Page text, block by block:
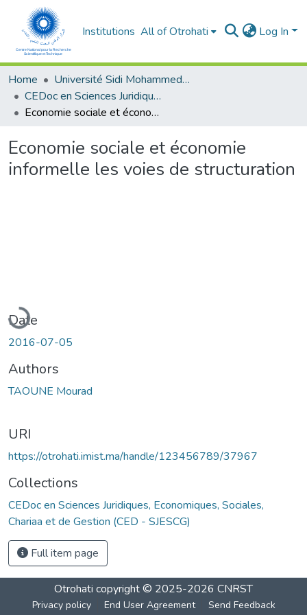
Institutions All of Otrohati Log In
Home
Université Sidi Mohammed Ben Abdellah - Fès
CEDoc en Sciences Juridiques, Economiques, Sociales, Chariaa et de Gestion (CED - SJESCG)
Economie sociale et économie informelle les voies de structuration
Economie sociale et économie
informelle les voies de structuration
Date
2016-07-05
Authors
TAOUNE Mourad
URI
https://otrohati.imist.ma/handle/123456789/37967
Collections
CEDoc en Sciences Juridiques, Economiques, Sociales,
Chariaa et de Gestion (CED - SJESCG)
Full item page
Otrohati copyright © 2025-2026 CNRST
Privacy policy End User Agreement Send Feedback